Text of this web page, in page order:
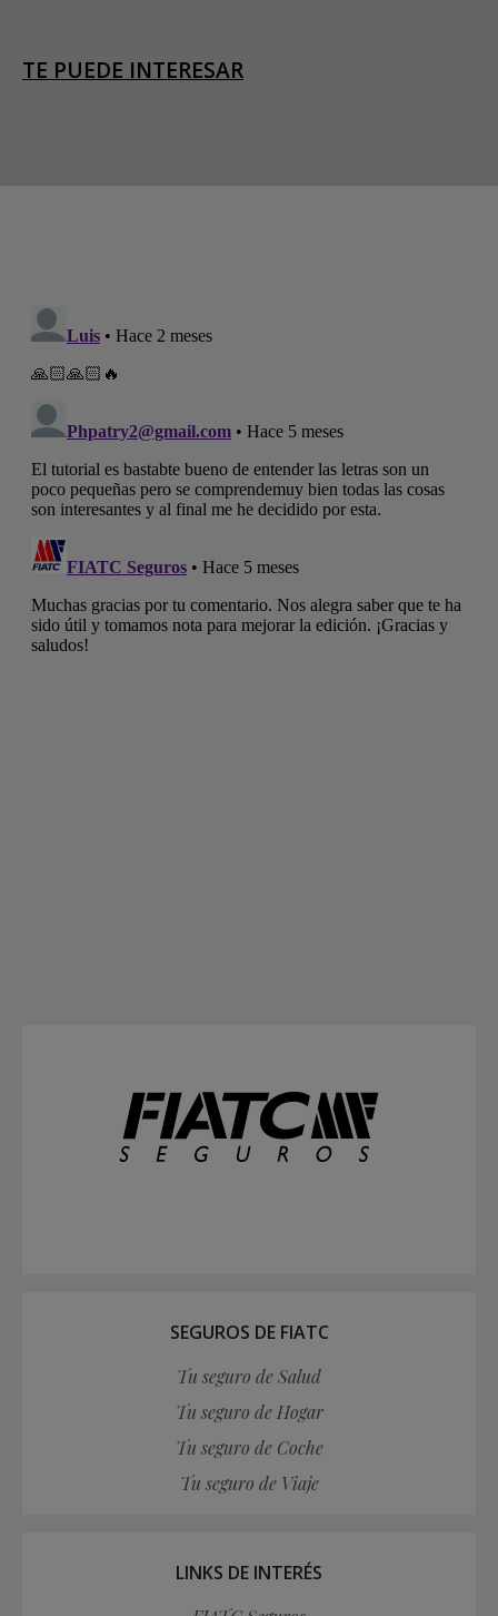
TE PUEDE INTERESAR
SEGUROS DE FIATC
Tu seguro de Salud
Tu seguro de Hogar
Tu seguro de Coche
Tu seguro de Viaje
LINKS DE INTERÉS